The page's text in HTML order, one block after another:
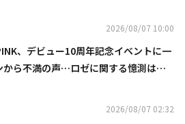
2026/08/07 10:00
、デビュー10周年記念イベントに一
から不満の声…ロゼに関する憶測は否
2026/08/07 02:32